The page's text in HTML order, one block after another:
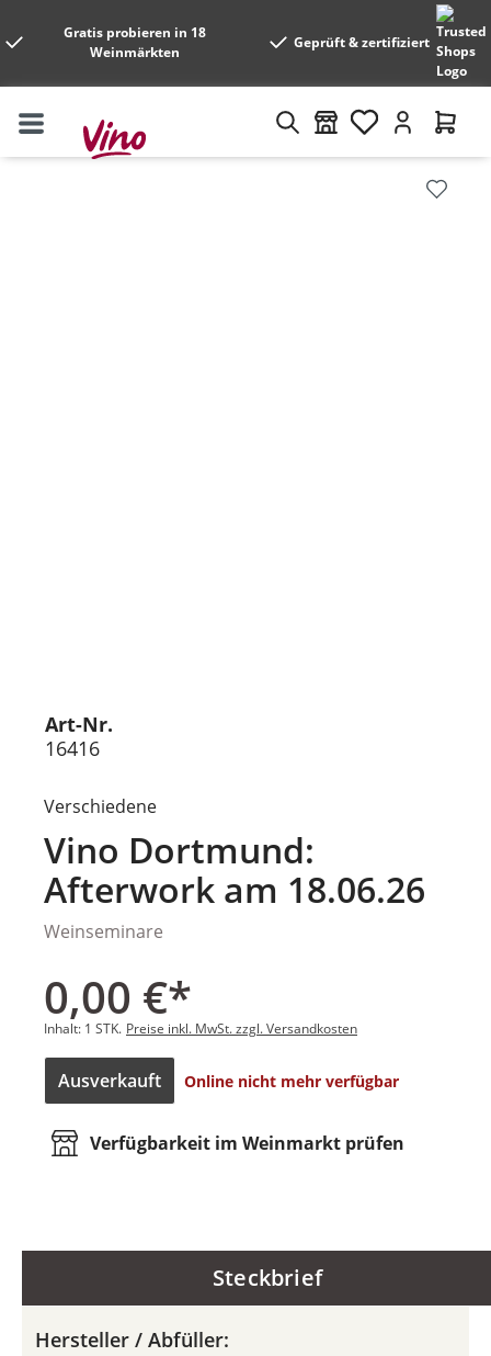
Gratis probieren in 18
Weinmärkten
Geprüft & zertifiziert
Art-Nr.
16416
Verschiedene
Vino Dortmund:
Afterwork am 18.06.26
Weinseminare
0,00 €*
Inhalt: 1 STK. Preise inkl. MwSt. zzgl. Versandkosten
Ausverkauft Online nicht mehr verfügbar
Verfügbarkeit im Weinmarkt prüfen
Steckbrief
Hersteller / Abfüller: